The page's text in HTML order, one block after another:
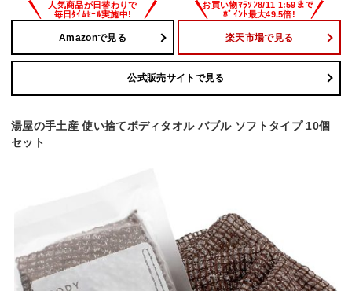
Amazonで見る 楽天市場で見る
公式販売サイトで見る
湯屋の手土産 使い捨てボディタオル バブル ソフトタイプ 10個
セット